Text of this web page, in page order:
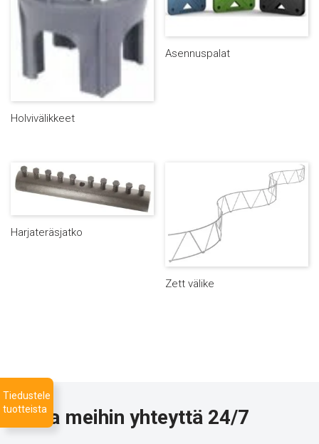
Holvivälikkeet
Asennuspalat
Harjateräsjatko
Zett välike
Ota meihin yhteyttä 24/7
Tiedustele
tuotteista